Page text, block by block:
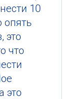
10
опять
это
что
это